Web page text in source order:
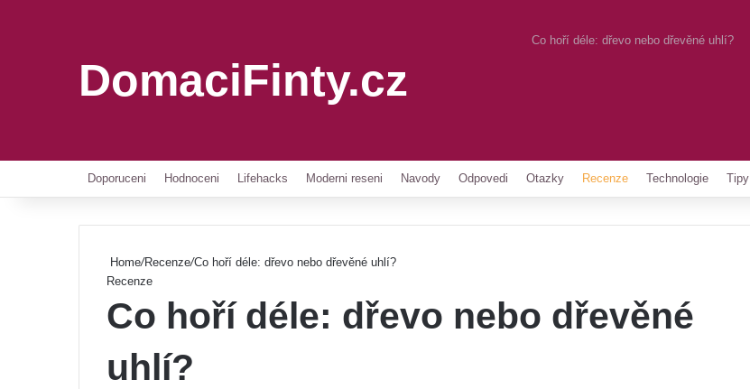
DomaciFinty.cz
Co hoří déle: dřevo nebo dřevěné uhlí?
Doporuceni Hodnoceni Lifehacks Moderni reseni Navody Odpovedi Otazky Recenze Technologie Tipy
Home/Recenze/Co hoří déle: dřevo nebo dřevěné uhlí?
Recenze
Co hoří déle: dřevo nebo dřevěné
uhlí?